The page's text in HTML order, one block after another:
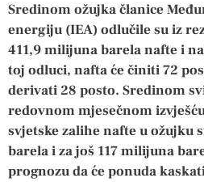
Sredinom ožujka članice
energiju (IEA) odlučile su iz
411,9 milijuna barela nafte i
toj odluci, nafta će činiti 72
derivati 28 posto. Sredinom
redovnom mjesečnom
svjetske zalihe nafte u ožujku
barela i za još 117 milijuna
prognozu da će ponuda